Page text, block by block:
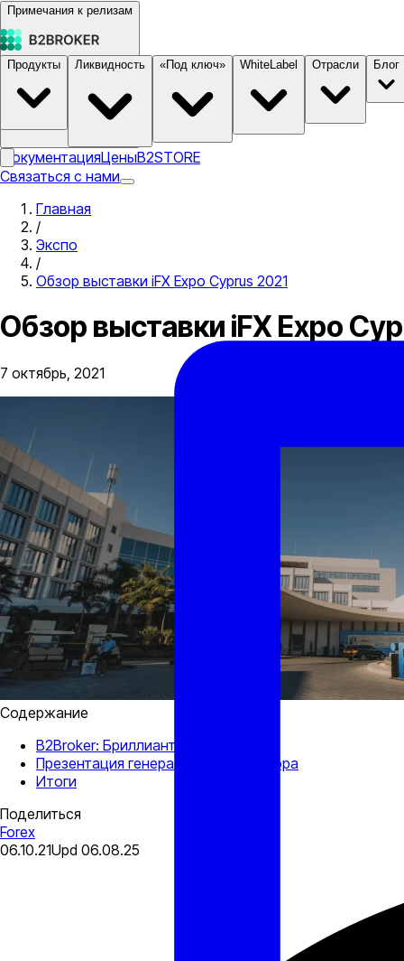
Примечания к релизам
ДокументацияЦеныB2STORE
Продукты Ликвидность «Под ключ» WhiteLabel Отрасли Блог
Связаться с нами
Главная
/
Экспо
/
Обзор выставки iFX Expo Cyprus 2021
Обзор выставки iFX Expo
7 октябрь, 2021
Содержание
B2Broker: Бриллиантовый спонсор
Презентация генерального директора
Итоги
Поделиться
Forex
06.10.21Upd 06.08.25